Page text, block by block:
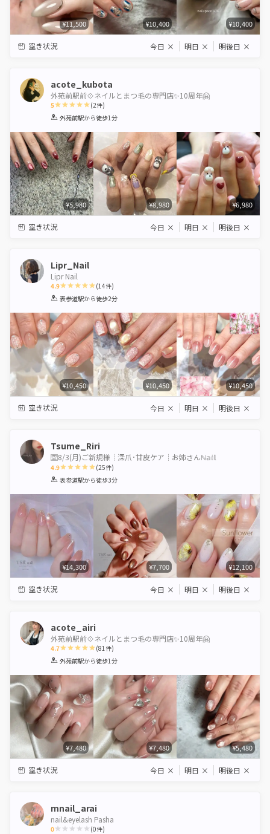
¥11,500 ¥10,400 ¥10,400
空き状況 今日 × 明日 × 明後日 ×
acote_kubota
外苑前駅前💠ネイルとまつ毛の専門店✨10周年🤗
5
1 2 3 4 5
(2件)
外苑前駅から徒歩1分
¥5,980 ¥8,980 ¥6,980
空き状況 今日 × 明日 × 明後日 ×
Lipr_Nail
Lipr Nail
4.9
1 2 3 4 5
(14件)
表参道駅から徒歩2分
¥10,450 ¥10,450 ¥10,450
空き状況 今日 × 明日 × 明後日 ×
Tsume_Riri
🈳8/3(月)ご新規様┊深爪･甘皮ケア┊お姉さんℕ𝕒𝕚𝕝
4.9
1 2 3 4 5
(25件)
表参道駅から徒歩3分
¥14,300 ¥7,700 ¥12,100
空き状況 今日 × 明日 × 明後日 ×
acote_airi
外苑前駅前💠ネイルとまつ毛の専門店✨10周年🤗
4.7
1 2 3 4 5
(81件)
外苑前駅から徒歩1分
¥7,480 ¥7,480 ¥5,480
空き状況 今日 × 明日 × 明後日 ×
mnail_arai
nail&eyelash Pasha
0 (0件)